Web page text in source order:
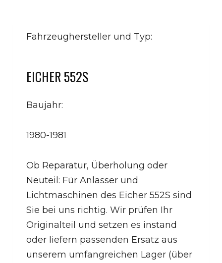
Fahrzeughersteller und Typ:
EICHER 552S
Baujahr:
1980-1981
Ob Reparatur, Überholung oder
Neuteil: Für Anlasser und
Lichtmaschinen des Eicher 552S sind
Sie bei uns richtig. Wir prüfen Ihr
Originalteil und setzen es instand
oder liefern passenden Ersatz aus
unserem umfangreichen Lager (über